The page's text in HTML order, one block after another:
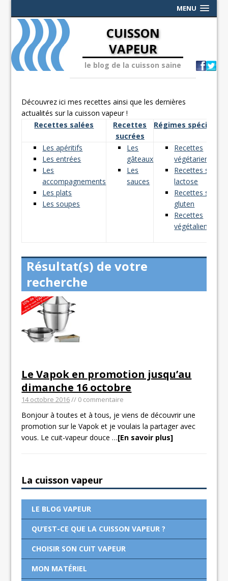
MENU
CUISSON
VAPEUR
le blog de la cuisson saine
Découvrez ici mes recettes ainsi que les dernières
actualités sur la cuisson vapeur !
Recettes salées
Recettes
sucrées
Régimes spéciaux
Les apéritifs
Les entrées
Les
accompagnements
Les plats
Les soupes
Les
gâteaux
Les
sauces
Recettes
végétariennes
Recettes sans
lactose
Recettes sans
gluten
Recettes
végétaliennes
Résultat(s) de votre
recherche
Le Vapok en promotion jusqu’au
dimanche 16 octobre
14 octobre 2016// 0 commentaire
Bonjour à toutes et à tous, je viens de découvrir une
promotion sur le Vapok et je voulais la partager avec
vous. Le cuit-vapeur douce…[En savoir plus]
La cuisson vapeur
LE BLOG VAPEUR
QU’EST-CE QUE LA CUISSON VAPEUR ?
CHOISIR SON CUIT VAPEUR
MON MATÉRIEL